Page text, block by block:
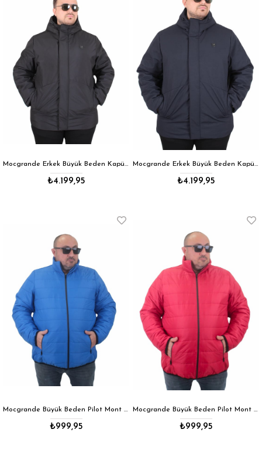
Mocgrande Erkek Büyük Beden Kapüşonlu Mont Lujo 2504 SIYAH
₺4.199,95
Mocgrande Erkek Büyük Beden Kapüşonlu Mont Lujo 2504 LACIVERT
₺4.199,95
Mocgrande Büyük Beden Pilot Mont Madrid 23824 SAKS
₺999,95
Mocgrande Büyük Beden Pilot Mont Madrid 23824 KIRMIZI
₺999,95